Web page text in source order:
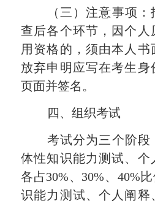
（三）注意事项：
查后各个环节，因个人
用资格的，须由本人书
放弃申明应写在考生身
页面并签名。
四、组织考试
考试分为三个阶段
体性知识能力测试、个
各占30%、30%、40%
识能力测试、个人阐释